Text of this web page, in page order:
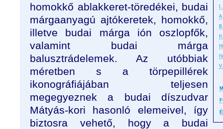
homokkő ablakkeret-töredékei, budai
márgaanyagú ajtókeretek, homokkő,
illetve budai márga ión oszlopfők,
valamint budai márga
balusztrádelemek. Az utóbbiak
méretben s a törpepillérek
ikonográfiájában teljesen
megegyeznek a budai díszudvar
Mátyás-kori hasonló elemeivel, így
biztosra vehető, hogy a budai